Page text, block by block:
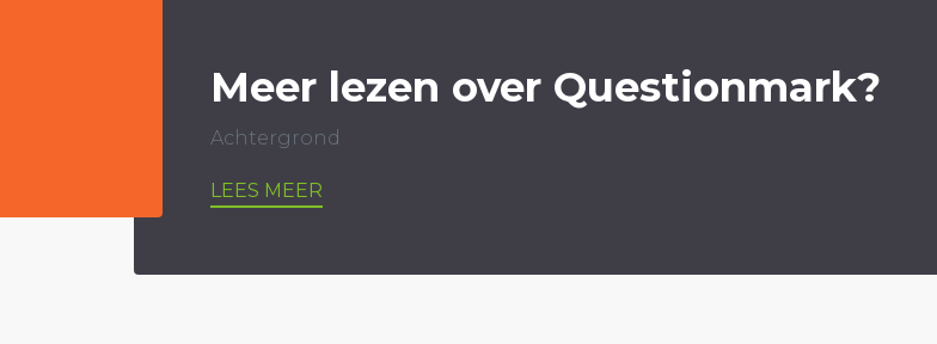
Meer lezen over Questionmark?
Achtergrond
LEES MEER